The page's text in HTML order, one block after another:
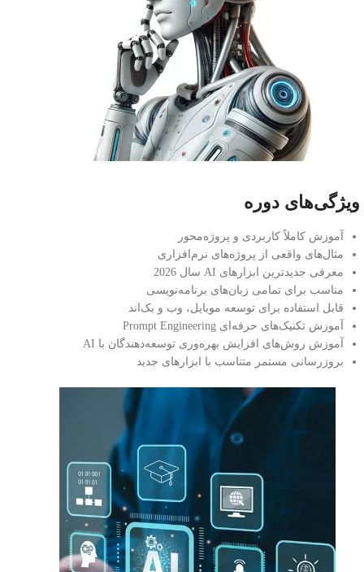
ویژگی‌های دوره
آموزش کاملاً کاربردی و پروژه‌محور
مثال‌های واقعی از پروژه‌های نرم‌افزاری
معرفی جدیدترین ابزارهای AI سال 2026
مناسب برای تمامی زبان‌های برنامه‌نویسی
قابل استفاده برای توسعه موبایل، وب و بک‌اند
آموزش تکنیک‌های حرفه‌ای Prompt Engineering
آموزش روش‌های افزایش بهره‌وری توسعه‌دهندگان با AI
بروزرسانی مستمر متناسب با ابزارهای جدید